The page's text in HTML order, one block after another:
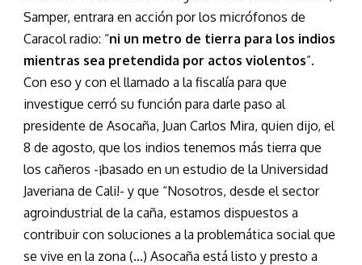
Samper, entrara en acción por los micrófonos de
Caracol radio: “ni un metro de tierra para los indios
mientras sea pretendida por actos violentos”.
Con eso y con el llamado a la fiscalía para que
investigue cerró su función para darle paso al
presidente de Asocaña, Juan Carlos Mira, quien dijo, el
8 de agosto, que los indios tenemos más tierra que
los cañeros -¡basado en un estudio de la Universidad
Javeriana de Cali!- y que “Nosotros, desde el sector
agroindustrial de la caña, estamos dispuestos a
contribuir con soluciones a la problemática social que
se vive en la zona (…) Asocaña está listo y presto a